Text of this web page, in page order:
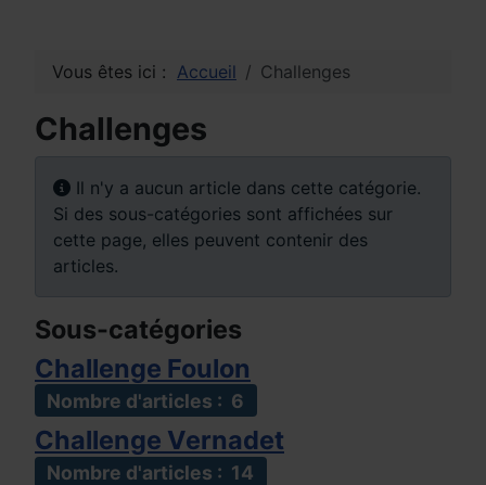
Vous êtes ici : Accueil Challenges
Challenges
Info
Il n'y a aucun article dans cette catégorie.
Si des sous-catégories sont affichées sur
cette page, elles peuvent contenir des
articles.
Sous-catégories
Challenge Foulon
Nombre d'articles : 6
Challenge Vernadet
Nombre d'articles : 14